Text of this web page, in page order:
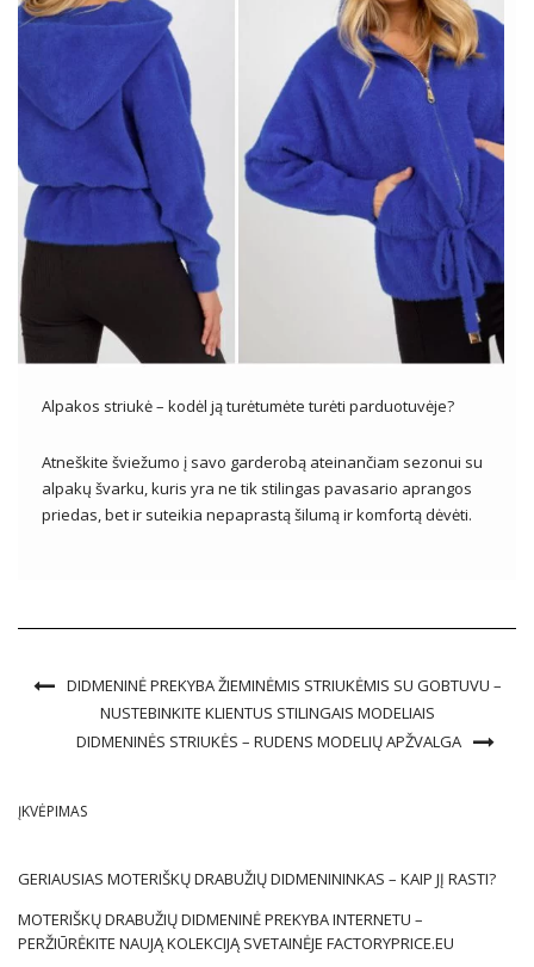
Alpakos striukė – kodėl ją turėtumėte turėti parduotuvėje?
Atneškite šviežumo į savo garderobą ateinančiam sezonui su
alpakų švarku, kuris yra ne tik stilingas pavasario aprangos
priedas, bet ir suteikia nepaprastą šilumą ir komfortą dėvėti.
DIDMENINĖ PREKYBA ŽIEMINĖMIS STRIUKĖMIS SU GOBTUVU –
NUSTEBINKITE KLIENTUS STILINGAIS MODELIAIS
DIDMENINĖS STRIUKĖS – RUDENS MODELIŲ APŽVALGA
ĮKVĖPIMAS
GERIAUSIAS MOTERIŠKŲ DRABUŽIŲ DIDMENININKAS – KAIP JĮ RASTI?
MOTERIŠKŲ DRABUŽIŲ DIDMENINĖ PREKYBA INTERNETU –
PERŽIŪRĖKITE NAUJĄ KOLEKCIJĄ SVETAINĖJE FACTORYPRICE.EU